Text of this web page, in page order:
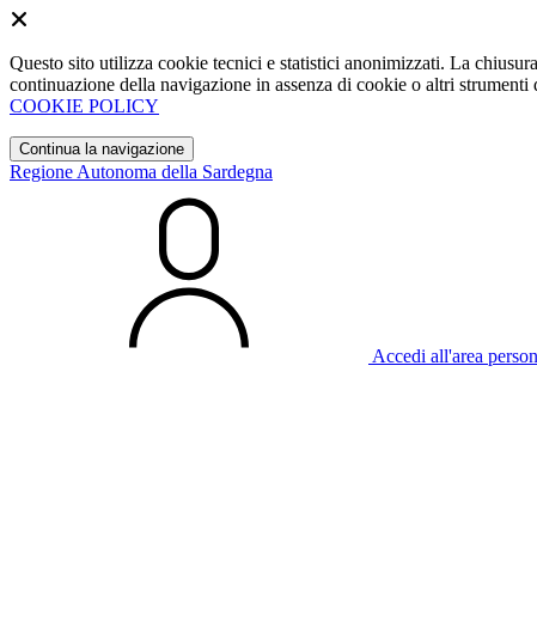
Questo sito utilizza cookie tecnici e statistici anonimizzati. La
continuazione della navigazione in assenza di cookie o altri
COOKIE POLICY
Continua la navigazione
Regione Autonoma della Sardegna
Accedi all'area